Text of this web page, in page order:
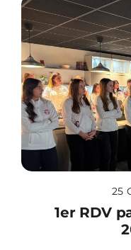
25
1er RDV